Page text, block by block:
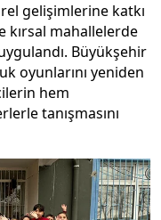
gelişimlerine katkı
kırsal mahallelerde
Büyükşehir
oyunlarını yeniden
hem
tanışmasını